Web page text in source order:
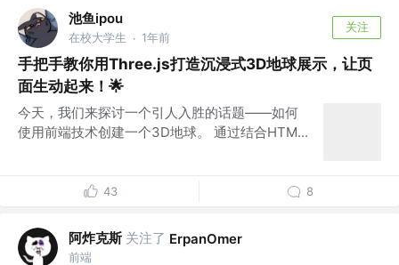
池鱼ipou
在校大学生 · 1年前
关注
手把手教你用Three.js打造沉浸式3D地球展示，让页
面生动起来！🌟
今天，我们来探讨一个引人入胜的话题——如何
使用前端技术创建一个3D地球。 通过结合HTM...
43 8
阿炸克斯 关注了 ErpanOmer
前端